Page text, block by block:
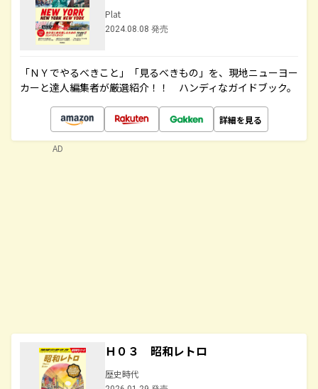
Plat
2024.08.08 発売
「ＮＹでやるべきこと」「見るべきもの」を、現地ニューヨー
カーと達人編集者が厳選紹介！！ ハンディなガイドブック。
詳細を見る
Ｈ０３ 昭和レトロ
歴史時代
AD